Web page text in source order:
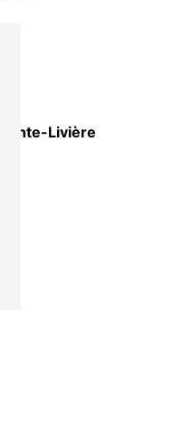
Livière